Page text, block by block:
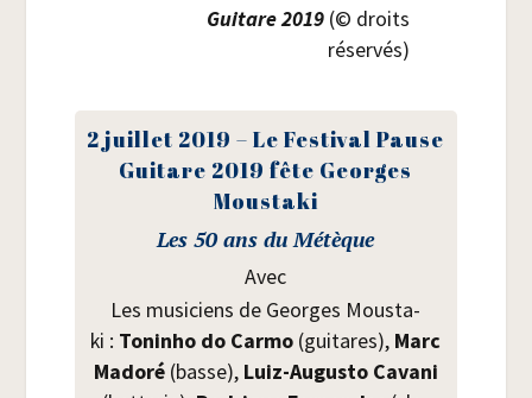
Gui­tare 2019 (© droits
réservés)
2 juillet 2019 – Le Fes­ti­val Pause
Gui­tare 2019 fête Georges
Moustaki
Les 50 ans du Métèque
Avec
Les musi­ciens de Georges Mous­ta­
ki : Tonin­ho do Car­mo (gui­tares), Marc
Mado­ré(basse),Luiz-Augus­to Cava­ni